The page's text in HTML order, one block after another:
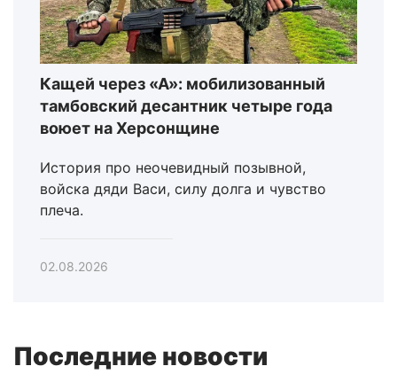
Кащей через «А»: мобилизованный
тамбовский десантник четыре года
воюет на Херсонщине
История про неочевидный позывной,
войска дяди Васи, силу долга и чувство
плеча.
02.08.2026
Последние новости